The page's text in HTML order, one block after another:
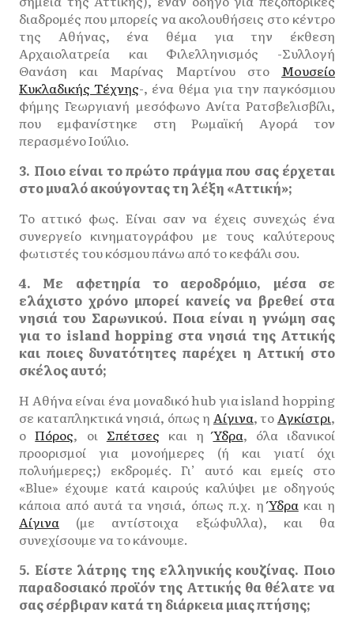
διαδρομές που μπορείς να ακολουθήσεις στο κέντρο
της Αθήνας, ένα θέμα για την έκθεση
Αρχαιολατρεία και Φιλελληνισμός -Συλλογή
Θανάση και Μαρίνας Μαρτίνου στο Moυσείο
Κυκλαδικής Τέχνης-, ένα θέμα για την παγκόσμιου
φήμης Γεωργιανή μεσόφωνο Ανίτα Ρατσβελισβίλι,
που εμφανίστηκε στη Ρωμαϊκή Αγορά τον
περασμένο Ιούλιο.
3. Ποιο είναι το πρώτο πράγμα που σας έρχεται
στο μυαλό ακούγοντας τη λέξη «Αττική»;
Το αττικό φως. Είναι σαν να έχεις συνεχώς ένα
συνεργείο κινηματογράφου με τους καλύτερους
φωτιστές του κόσμου πάνω από το κεφάλι σου.
4. Με αφετηρία το αεροδρόμιο, μέσα σε
ελάχιστο χρόνο μπορεί κανείς να βρεθεί στα
νησιά του Σαρωνικού. Ποια είναι η γνώμη σας
για το island hopping στα νησιά της Αττικής
και ποιες δυνατότητες παρέχει η Αττική στο
σκέλος αυτό;
Η Αθήνα είναι ένα μοναδικό hub για island hopping
σε καταπληκτικά νησιά, όπως η Αίγινα, τοΑγκίστρι,
οΠόρος, οι Σπέτσες και ηΎδρα, όλα ιδανικοί
προορισμοί για μονοήμερες (ή και γιατί όχι
πολυήμερες;) εκδρομές. Γι’ αυτό και εμείς στο
«Blue» έχουμε κατά καιρούς καλύψει με οδηγούς
κάποια από αυτά τα νησιά, όπως π.χ. ηΎδρακαι η
Αίγινα (με αντίστοιχα εξώφυλλα), και θα
συνεχίσουμε να το κάνουμε.
5. Είστε λάτρης της ελληνικής κουζίνας. Ποιο
παραδοσιακό προϊόν της Αττικής θα θέλατε να
σας σέρβιραν κατά τη διάρκεια μιας πτήσης;